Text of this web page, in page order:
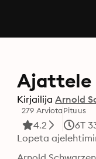
Ajattele
Kirjailija Arnold
279 Arviota
4.2
Pituus
6T
Lopeta